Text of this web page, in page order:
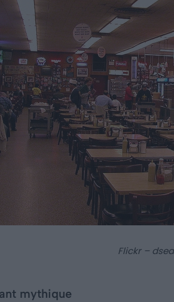
Flickr –
mythique